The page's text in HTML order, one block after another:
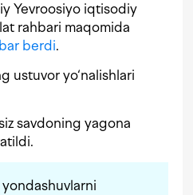
Yevroosiyo iqtisodiy
rahbari maqomida
berdi.
ustuvor yo‘nalishlari
savdoning yagona